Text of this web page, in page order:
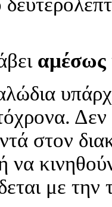
αμέσως
στον
να
με